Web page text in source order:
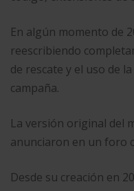
En algún momento de
reescribiendo
de rescate y el uso de
campaña.
La versión original del
anunciaron en un foro
Desde su creación en